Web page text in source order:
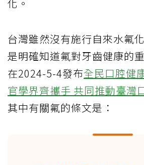
化。
台灣雖然沒有施行自來水氟
是明確知道氟對牙齒健康的
在2024-5-4發布全民口腔健
官學界齊攜手 共同推動臺灣
其中有關氟的條文是：